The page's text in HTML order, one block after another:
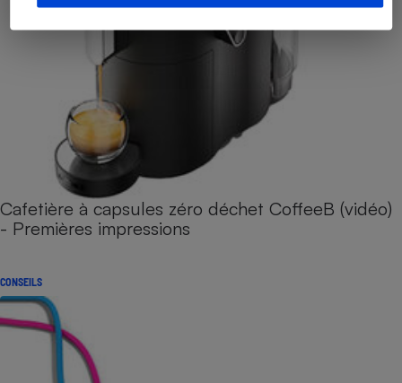
Cafetière à capsules zéro déchet CoffeeB (vidéo)
- Premières impressions
CONSEILS